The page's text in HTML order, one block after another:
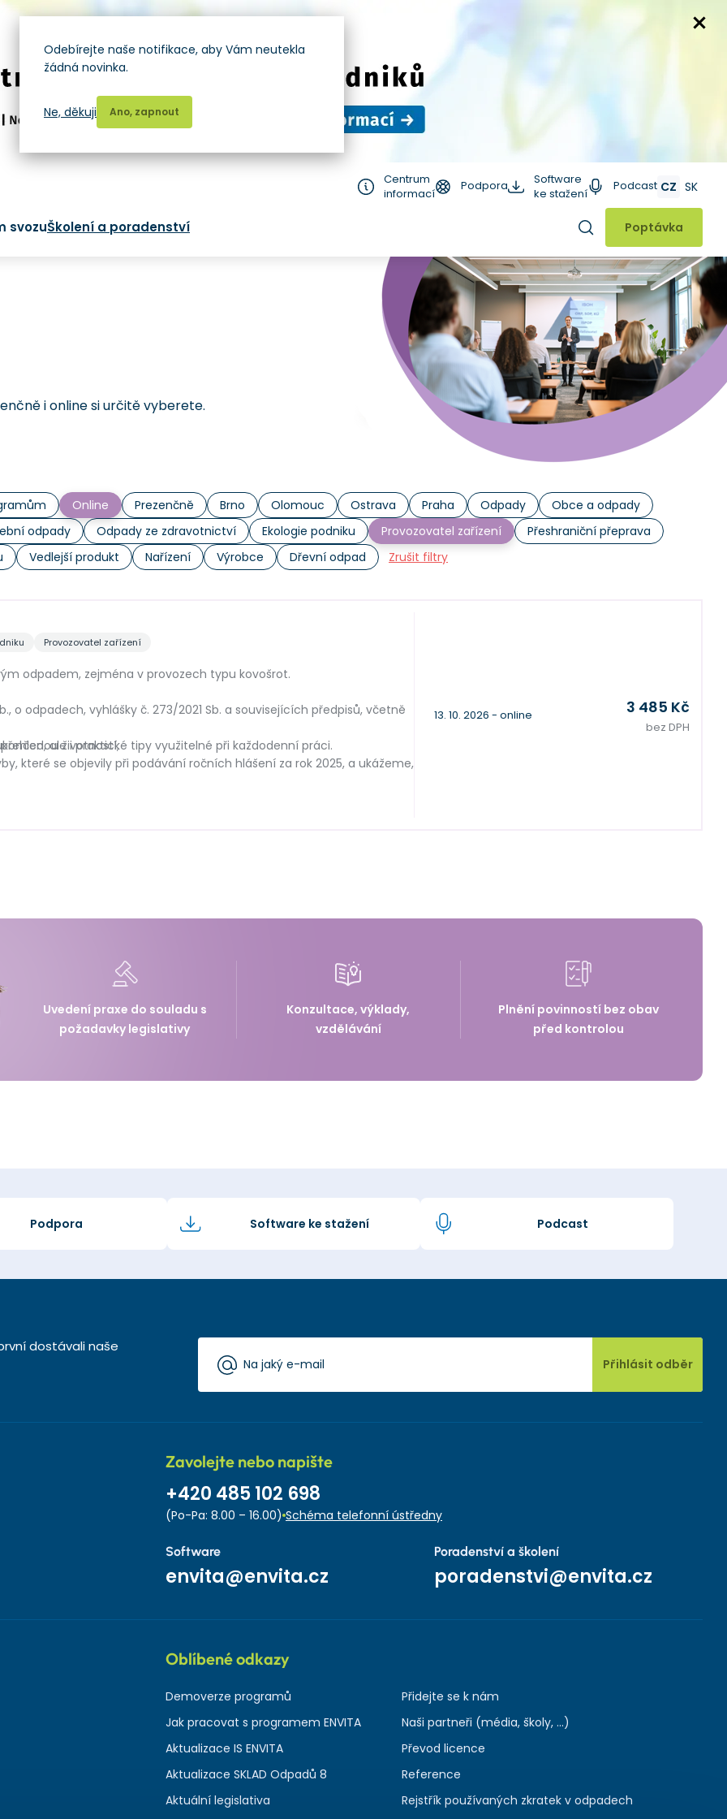
Centrum
informací
Podpora
Software
ke stažení
Podcast CZ SK
svozuŠkolení a poradenství Hledat
Poptávka
i online si určitě vyberete.
Online Prezenčně Brno Olomouc Ostrava Praha Odpady
Obce a odpady
odpady Odpady ze zdravotnictví Ekologie podniku Provozovatel zařízení
Přeshraniční přeprava
Vedlejší produkt Nařízení Výrobce Dřevní odpad Zrušit filtry
Provozovatel zařízení
odpadem, zejména v provozech typu kovošrot.
o odpadech, vyhlášky č. 273/2021 Sb. a souvisejících předpisů, včetně
životností,
které se objevily při podávání ročních hlášení za rok 2025, a ukážeme,
ale i praktické tipy využitelné při každodenní práci.
13. 10. 2026 - online 3 485 Kč
bez DPH
Uvedení praxe do souladu s
požadavky legislativy
Konzultace, výklady,
vzdělávání
Plnění povinností bez obav
před kontrolou
Podpora Software ke stažení Podcast
dostávali naše
Přihlásit odběr
Zavolejte nebo napište
+420 485 102 698
(Po-Pa: 8.00 – 16.00) Schéma telefonní ústředny
Software
envita@envita.cz
Poradenství a školení
poradenstvi@envita.cz
Oblíbené odkazy
Demoverze programů
Jak pracovat s programem ENVITA
Aktualizace IS ENVITA
Aktualizace SKLAD Odpadů 8
Aktuální legislativa
Přidejte se k nám
Naši partneři (média, školy, ...)
Převod licence
Reference
Rejstřík používaných zkratek v odpadech
Odebírejte naše notifikace, aby Vám neutekla
žádná novinka.
Ano, zapnout
Ne, děkuji